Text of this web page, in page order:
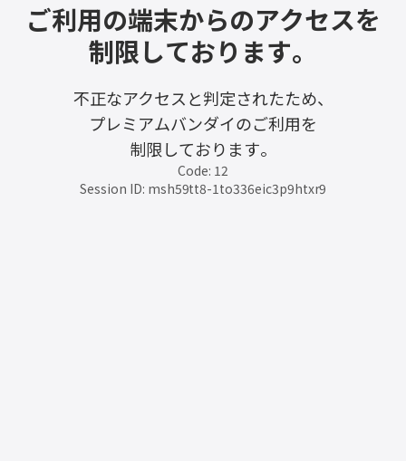
ご利用の端末からのアクセスを
制限しております。
不正なアクセスと判定されたため、
プレミアムバンダイのご利用を
制限しております。
Code: 12
Session ID: msh59tt8-1to336eic3p9htxr9